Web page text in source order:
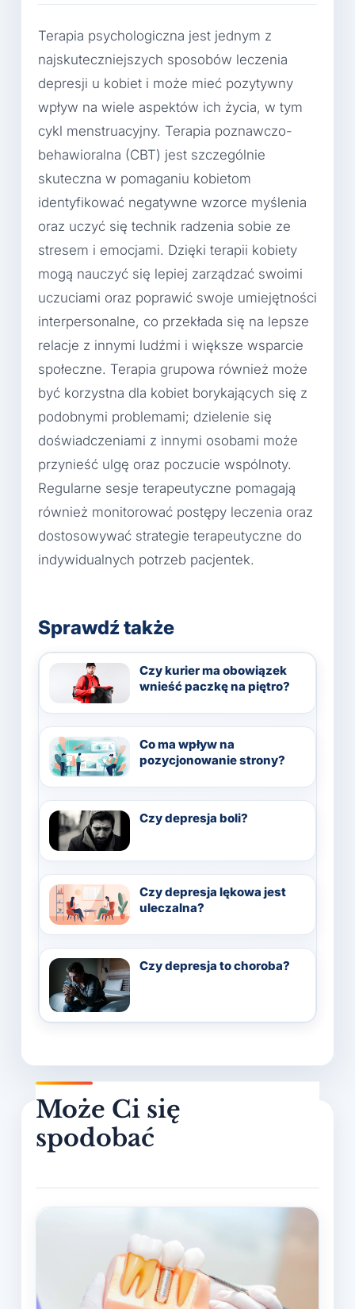
Terapia psychologiczna jest jednym z
najskuteczniejszych sposobów leczenia
depresji u kobiet i może mieć pozytywny
wpływ na wiele aspektów ich życia, w tym
cykl menstruacyjny. Terapia poznawczo-
behawioralna (CBT) jest szczególnie
skuteczna w pomaganiu kobietom
identyfikować negatywne wzorce myślenia
oraz uczyć się technik radzenia sobie ze
stresem i emocjami. Dzięki terapii kobiety
mogą nauczyć się lepiej zarządzać swoimi
uczuciami oraz poprawić swoje umiejętności
interpersonalne, co przekłada się na lepsze
relacje z innymi ludźmi i większe wsparcie
społeczne. Terapia grupowa również może
być korzystna dla kobiet borykających się z
podobnymi problemami; dzielenie się
doświadczeniami z innymi osobami może
przynieść ulgę oraz poczucie wspólnoty.
Regularne sesje terapeutyczne pomagają
również monitorować postępy leczenia oraz
dostosowywać strategie terapeutyczne do
indywidualnych potrzeb pacjentek.
Sprawdź także
Czy kurier ma obowiązek
wnieść paczkę na piętro?
Co ma wpływ na
pozycjonowanie strony?
Czy depresja boli?
Czy depresja lękowa jest
uleczalna?
Czy depresja to choroba?